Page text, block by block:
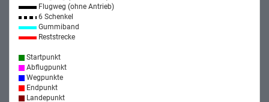
Flugweg (ohne Antrieb)
6 Schenkel
Gummiband
Reststrecke
Startpunkt
Abflugpunkt
Wegpunkte
Endpunkt
Landepunkt